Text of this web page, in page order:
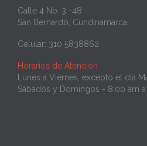
Calle 4 No. 3 -48
San Bernardo, Cundinamarca
Celular: 310 5838862
Horarios de Atención
Lunes a Viernes, excepto el día
Sábados y Domingos - 8:00 am